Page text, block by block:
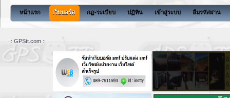
หน้าแรก เว็บบอร์ด กฏ-ระเบียบ ปฏิทิน เข้าสู่ระบบ ลืมรหัสผ่าน
:: GPStt.com ::